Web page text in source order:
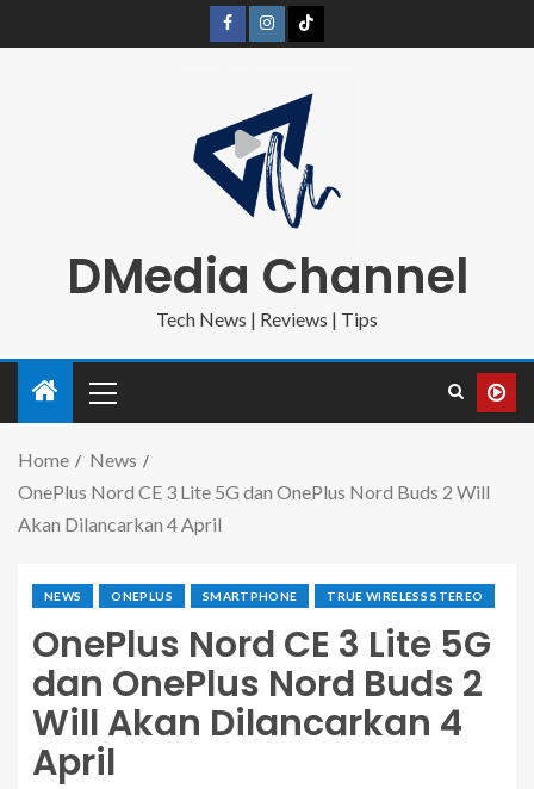
DMedia Channel
Tech News | Reviews | Tips
Home
News
OnePlus Nord CE 3 Lite 5G dan OnePlus Nord Buds 2 Will
Akan Dilancarkan 4 April
NEWS ONEPLUS SMARTPHONE TRUE WIRELESS STEREO
OnePlus Nord CE 3 Lite 5G
dan OnePlus Nord Buds 2
Will Akan Dilancarkan 4
April